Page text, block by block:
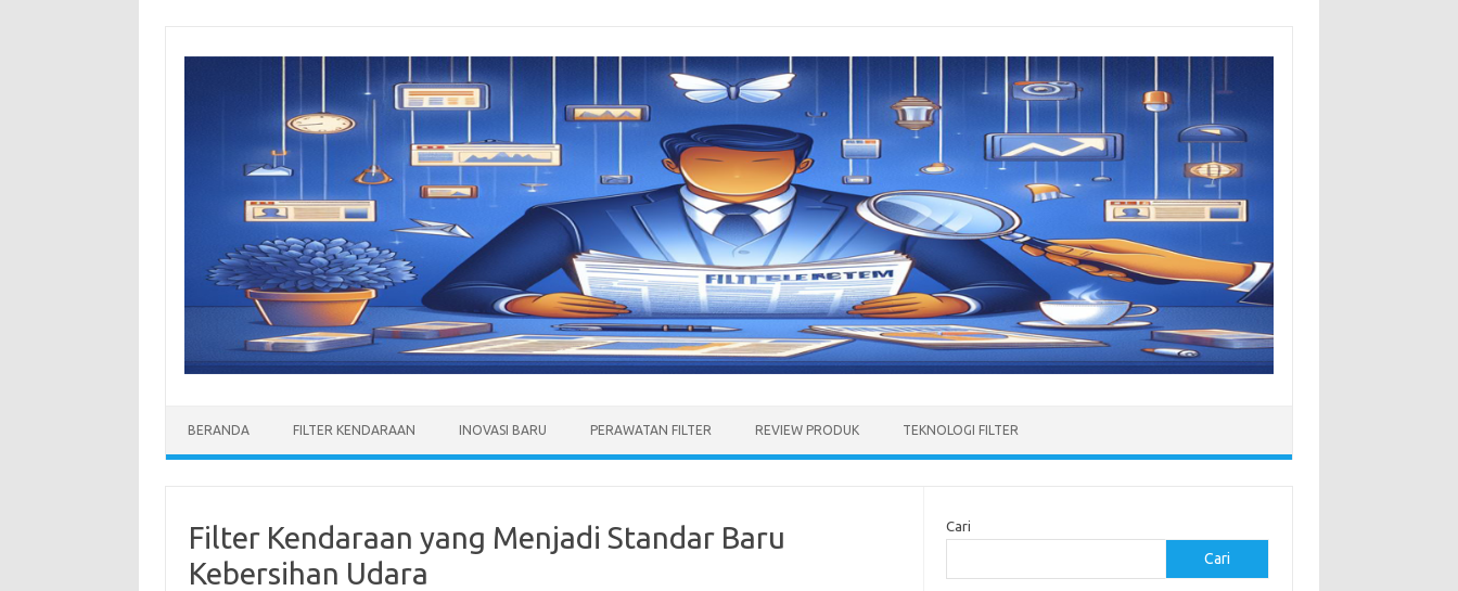
BERANDA FILTER KENDARAAN INOVASI BARU PERAWATAN FILTER REVIEW PRODUK TEKNOLOGI FILTER
Filter Kendaraan yang Menjadi Standar Baru
Kebersihan Udara
Cari
Cari